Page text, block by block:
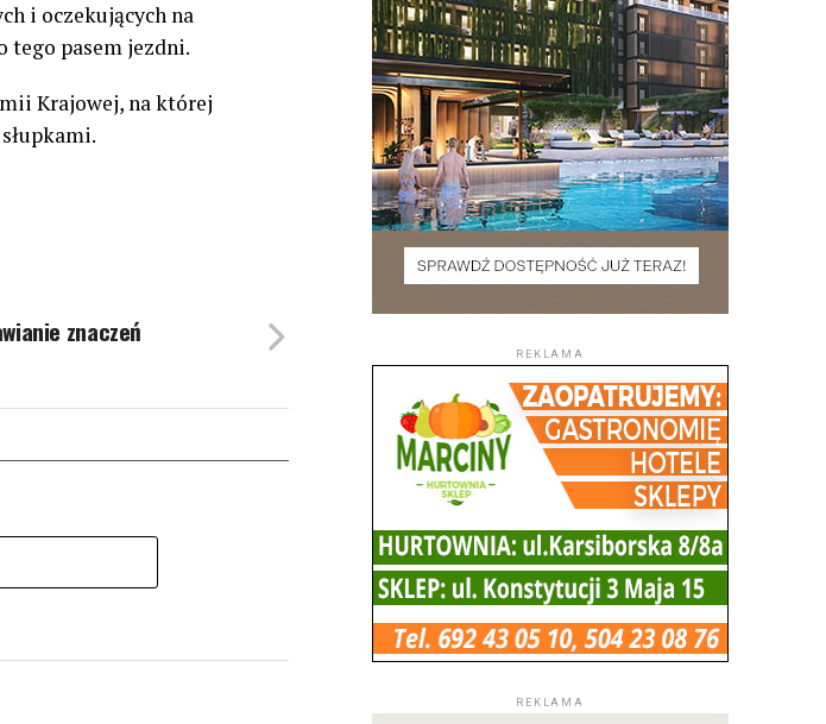
i oczekujących na
tego pasem jezdni.
Krajowej, na której
znaczeń
REKLAMA
REKLAMA